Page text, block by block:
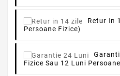
Retur In
Persoane Fizice)
Fizice Sau 12 Luni